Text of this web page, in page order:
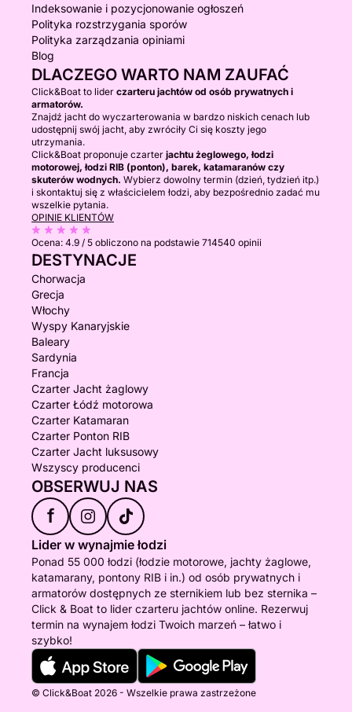
Indeksowanie i pozycjonowanie ogłoszeń
Polityka rozstrzygania sporów
Polityka zarządzania opiniami
Blog
DLACZEGO WARTO NAM ZAUFAĆ
Click&Boat to lider czarteru jachtów od osób prywatnych i
armatorów.
Znajdź jacht do wyczarterowania w bardzo niskich cenach lub
udostępnij swój jacht, aby zwróciły Ci się koszty jego
utrzymania.
Click&Boat proponuje czarter jachtu żeglowego, łodzi
motorowej, łodzi RIB (ponton), barek, katamaranów czy
skuterów wodnych. Wybierz dowolny termin (dzień, tydzień itp.)
i skontaktuj się z właścicielem łodzi, aby bezpośrednio zadać mu
wszelkie pytania.
OPINIE KLIENTÓW
Ocena: 4.9 / 5 obliczono na podstawie 714540 opinii
DESTYNACJE
Chorwacja
Grecja
Włochy
Wyspy Kanaryjskie
Baleary
Sardynia
Francja
Czarter Jacht żaglowy
Czarter Łódź motorowa
Czarter Katamaran
Czarter Ponton RIB
Czarter Jacht luksusowy
Wszyscy producenci
OBSERWUJ NAS
f
Lider w wynajmie łodzi
Ponad 55 000 łodzi (łodzie motorowe, jachty żaglowe,
katamarany, pontony RIB i in.) od osób prywatnych i
armatorów dostępnych ze sternikiem lub bez sternika –
Click & Boat to lider czarteru jachtów online. Rezerwuj
termin na wynajem łodzi Twoich marzeń – łatwo i
szybko!
© Click&Boat 2026 - Wszelkie prawa zastrzeżone